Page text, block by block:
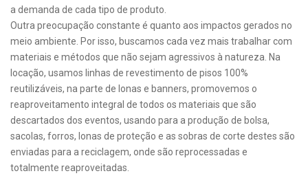
a demanda de cada tipo de produto.
Outra preocupação constante é quanto aos impactos gerados no
meio ambiente. Por isso, buscamos cada vez mais trabalhar com
materiais e métodos que não sejam agressivos à natureza. Na
locação, usamos linhas de revestimento de pisos 100%
reutilizáveis, na parte de lonas e banners, promovemos o
reaproveitamento integral de todos os materiais que são
descartados dos eventos, usando para a produção de bolsa,
sacolas, forros, lonas de proteção e as sobras de corte destes são
enviadas para a reciclagem, onde são reprocessadas e
totalmente reaproveitadas.